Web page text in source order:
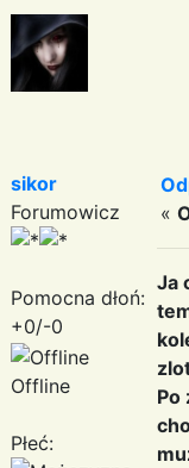
sikor
Forumowicz
Pomocna dłoń:
+0/-0
Offline
Płeć:
«
Ja
Po